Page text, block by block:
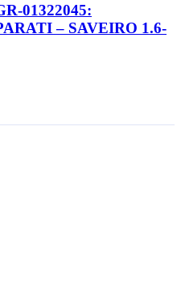
01322045:
– SAVEIRO 1.6-